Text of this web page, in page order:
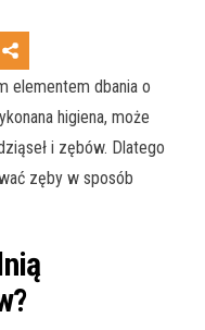
elementem dbania o
higiena, może
i zębów. Dlatego
zęby w sposób